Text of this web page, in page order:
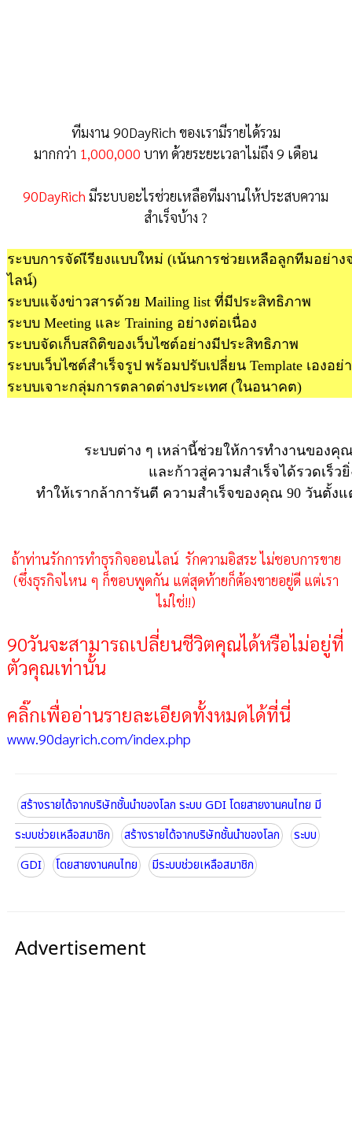
ทีมงาน 90DayRich ของเรามีรายได้รวม
มากกว่า 1,000,000 บาท ด้วยระยะเวลาไม่ถึง 9 เดือน
90DayRich มีระบบอะไรช่วยเหลือทีมงานให้ประสบความ
สำเร็จบ้าง ?
ระบบการจัดเีรียงแบบใหม่ (เน้นการช่วยเหลือลูกทีมอย่าง
ไลน์)
ระบบแจ้งข่าวสารด้วย Mailing list ที่มีประสิทธิภาพ
ระบบ Meeting และ Training อย่างต่อเนื่อง
ระบบจัดเก็บสถิติของเว็บไซต์อย่างมีประสิทธิภาพ
ระบบเว็บไซต์สำเร็จรูป พร้อมปรับเปลี่ยน Template เองอ
ระบบเจาะกลุ่มการตลาดต่างประเทศ (ในอนาคต)
ระบบต่าง ๆ เหล่านี้ช่วยให้การทำงานของ
และก้าวสู่ความสำเร็จได้รวดเร็ว
ทำให้เรากล้าการันตี ความสำเร็จของคุณ 90 วันตั้งแ
ถ้าท่านรักการทำธุรกิจออนไลน์ รักความอิสระ ไม่ชอบการขาย
(ซึ่งธุรกิจไหน ๆ ก็ขอบพูดกัน แต่สุดท้ายก็ต้องขายอยู่ดี แต่เรา
ไม่ใช่!!)
90วันจะสามารถเปลี่ยนชีวิตคุณได้หรือไม่อยู่ที่
ตัวคุณเท่านั้น
คลิ๊กเพื่ออ่านรายละเอียดทั้งหมดได้ที่นี่
www.90dayrich.com/index.php
สร้างรายได้จากบริษัทชั้นนำของโลก ระบบ GDI โดยสายงานคนไทย มี
ระบบช่วยเหลือสมาชิก
สร้างรายได้จากบริษัทชั้นนำของโลก
ระบบ
GDI
โดยสายงานคนไทย มีระบบช่วยเหลือสมาชิก
Advertisement